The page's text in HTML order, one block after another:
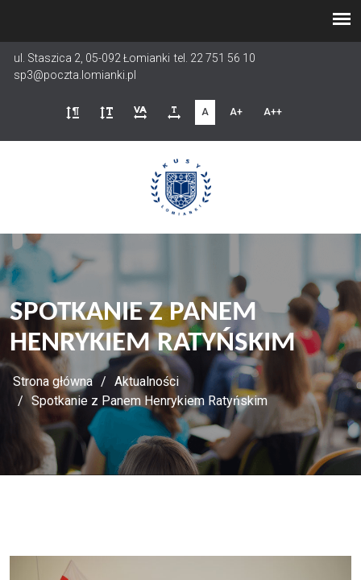
treści
ul. Staszica 2, 05-092 Łomianki tel. 22 751 56 10
sp3@poczta.lomianki.pl
A A+ A++
SPOTKANIE Z PANEM
HENRYKIEM RATYŃSKIM
Strona główna
Aktualności
Spotkanie z Panem Henrykiem Ratyńskim